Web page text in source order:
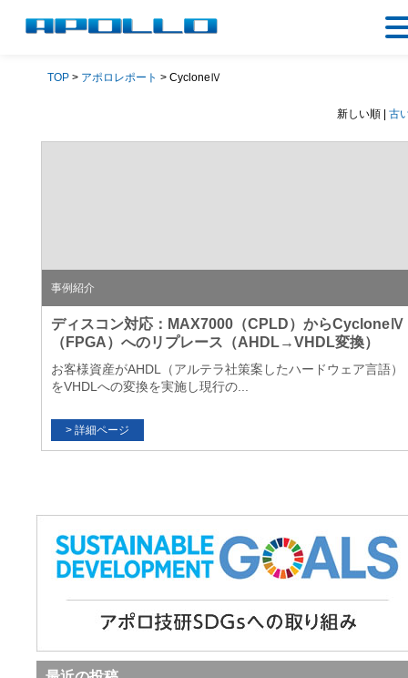
TOP > アポロレポート > CycloneⅣ
新しい順 | 古
事例紹介
ディスコン対応：MAX7000（CPLD）からCycloneⅣ
（FPGA）へのリプレース（AHDL→VHDL変換）
お客様資産がAHDL（アルテラ社策案したハードウェア言語）
をVHDLへの変換を実施し現行の...